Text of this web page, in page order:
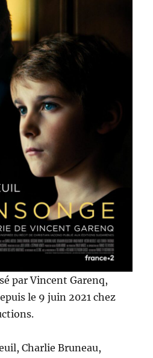
par Vincent Garenq,
le 9 juin 2021 chez
Charlie Bruneau,